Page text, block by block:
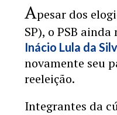
Apesar dos
SP), o PSB
Inácio Lula da
novamente seu
reeleição.
Integrantes da